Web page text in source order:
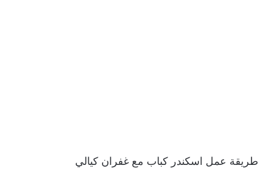
طريقة عمل اسكندر كباب مع غفران كيالي